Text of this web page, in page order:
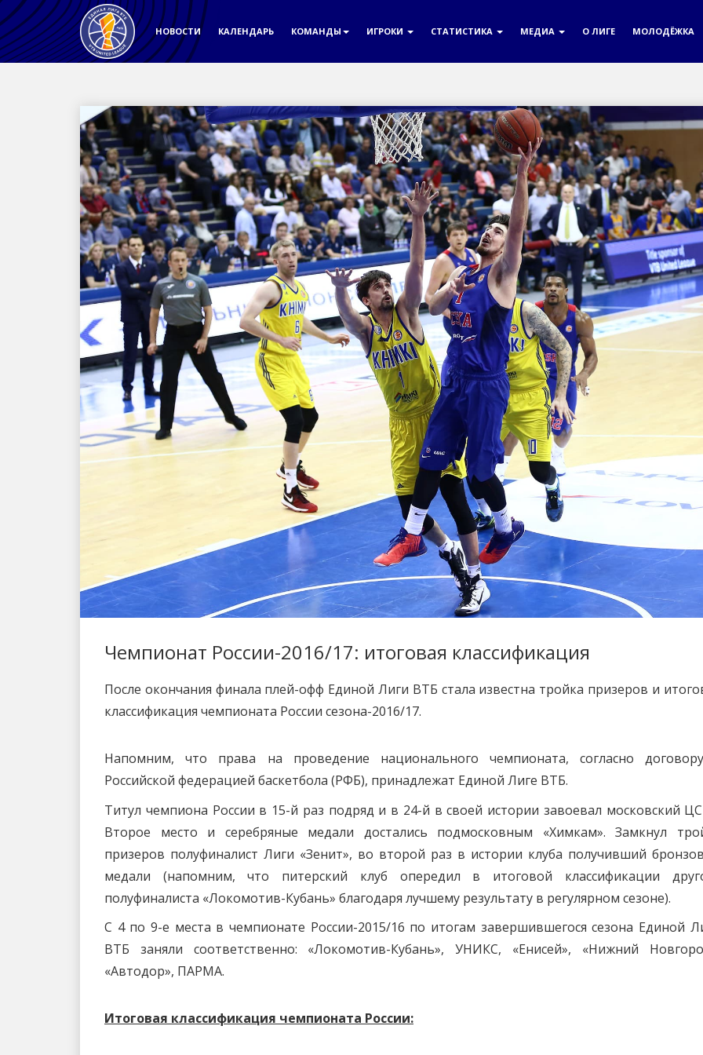
НОВОСТИ КАЛЕНДАРЬ КОМАНДЫ ИГРОКИ СТАТИСТИКА МЕДИА О ЛИГЕ МОЛОДЁЖКА
Чемпионат России-2016/17: итоговая классификация
После окончания финала плей-офф Единой Лиги ВТБ стала известна тройка призеров и
классификация чемпионата России сезона-2016/17.
Напомним, что права на проведение национального чемпионата, согласно
Российской федерацией баскетбола (РФБ), принадлежат Единой Лиге ВТБ.
Титул чемпиона России в 15-й раз подряд и в 24-й в своей истории завоевал московский
Второе место и серебряные медали достались подмосковным «Химкам». Замкнул
призеров полуфиналист Лиги «Зенит», во второй раз в истории клуба получивший
медали (напомним, что питерский клуб опередил в итоговой классификации
полуфиналиста «Локомотив-Кубань» благодаря лучшему результату в регулярном сезоне).
С 4 по 9-е места в чемпионате России-2015/16 по итогам завершившегося сезона Единой
ВТБ заняли соответственно: «Локомотив-Кубань», УНИКС, «Енисей», «Нижний
«Автодор», ПАРМА.
Итоговая классификация чемпионата России: